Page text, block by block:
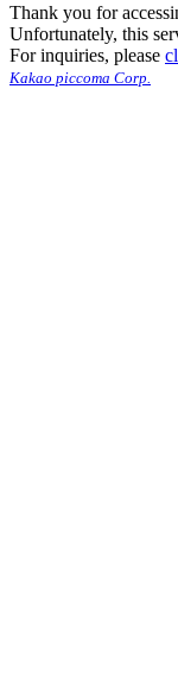
Thank you for
Unfortunately, this
For inquiries, please
Kakao piccoma Corp.